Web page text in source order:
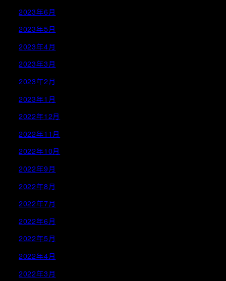
2023年6月
2023年5月
2023年4月
2023年3月
2023年2月
2023年1月
2022年12月
2022年11月
2022年10月
2022年9月
2022年8月
2022年7月
2022年6月
2022年5月
2022年4月
2022年3月